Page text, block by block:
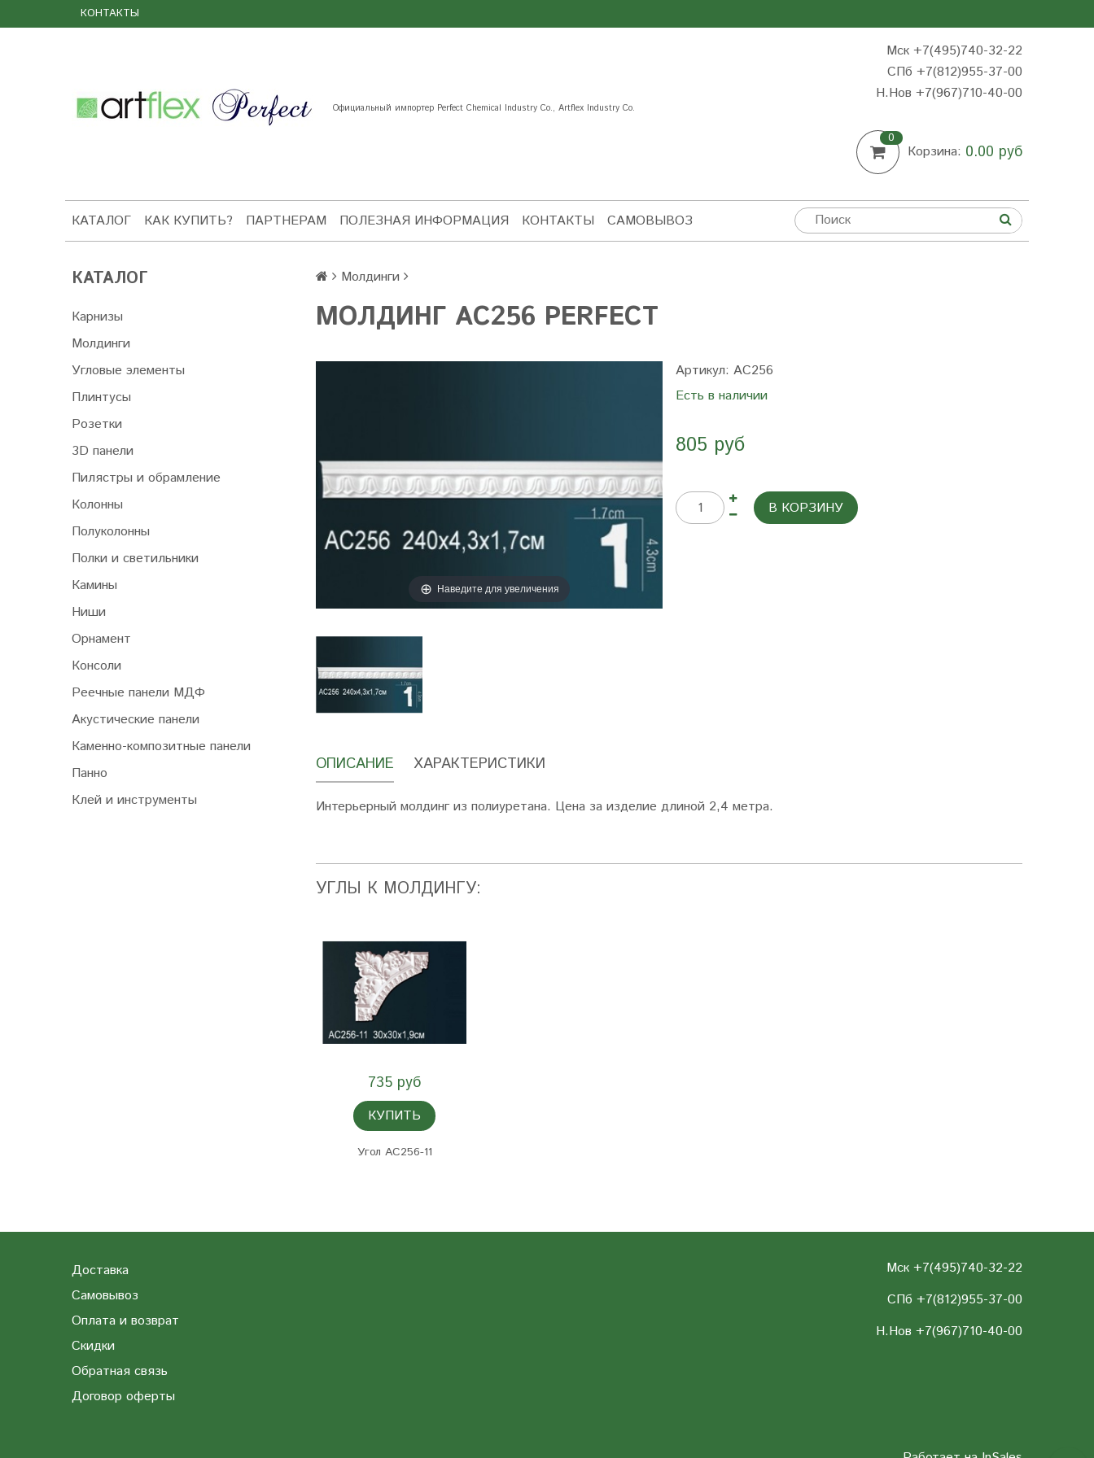
КОНТАКТЫ
Официальный импортер Perfect Chemical Industry Co., Artflex Industry Co.
Мск +7(495)740-32-22
СПб +7(812)955-37-00
Н.Нов +7(967)710-40-00
0
Корзина: 0.00 руб
КАТАЛОГ КАК КУПИТЬ? ПАРТНЕРАМ ПОЛЕЗНАЯ ИНФОРМАЦИЯ КОНТАКТЫ САМОВЫВОЗ
КАТАЛОГ
Карнизы
Молдинги
Угловые элементы
Плинтусы
Розетки
3D панели
Пилястры и обрамление
Колонны
Полуколонны
Полки и светильники
Камины
Ниши
Орнамент
Консоли
Реечные панели МДФ
Акустические панели
Каменно-композитные панели
Панно
Клей и инструменты
Молдинги
МОЛДИНГ AC256 PERFECT
Наведите для увеличения
Артикул: AC256
Есть в наличии
805 руб
В КОРЗИНУ
ОПИСАНИЕ ХАРАКТЕРИСТИКИ
Интерьерный молдинг из полиуретана. Цена за изделие длиной 2,4 метра.
УГЛЫ К МОЛДИНГУ:
735 руб
КУПИТЬ
Угол AC256-11
Доставка
Самовывоз
Оплата и возврат
Скидки
Обратная связь
Договор оферты
Мск +7(495)740-32-22
СПб +7(812)955-37-00
Н.Нов +7(967)710-40-00